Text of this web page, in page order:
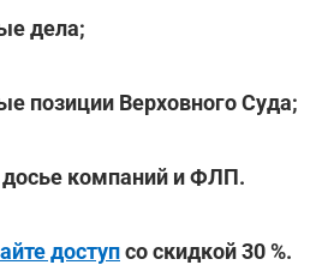
дела;
позиции Верховного Суда;
компаний и ФЛП.
доступсо скидкой 30 %.